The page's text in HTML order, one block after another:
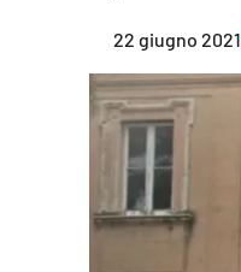
22 giugno 2021